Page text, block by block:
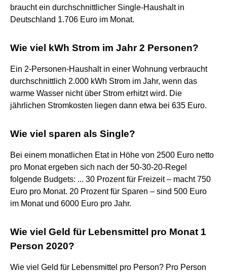
braucht ein durchschnittlicher Single-Haushalt in
Deutschland 1.706 Euro im Monat.
Wie viel kWh Strom im Jahr 2 Personen?
Ein 2-Personen-Haushalt in einer Wohnung verbraucht
durchschnittlich 2.000 kWh Strom im Jahr, wenn das
warme Wasser nicht über Strom erhitzt wird. Die
jährlichen Stromkosten liegen dann etwa bei 635 Euro.
Wie viel sparen als Single?
Bei einem monatlichen Etat in Höhe von 2500 Euro netto
pro Monat ergeben sich nach der 50-30-20-Regel
folgende Budgets: ... 30 Prozent für Freizeit – macht 750
Euro pro Monat. 20 Prozent für Sparen – sind 500 Euro
im Monat und 6000 Euro pro Jahr.
Wie viel Geld für Lebensmittel pro Monat 1
Person 2020?
Wie viel Geld für Lebensmittel pro Person? Pro Person